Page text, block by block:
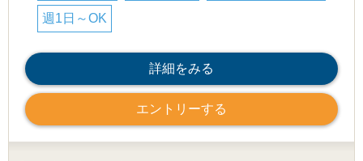
週1日～OK
詳細をみる
エントリーする